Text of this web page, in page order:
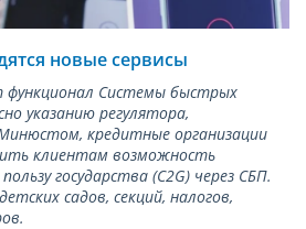
новые сервисы
функционал Системы быстрых
указанию регулятора,
кредитные организации
клиентам возможность
государства (С2G) через СБП.
садов, секций, налогов,